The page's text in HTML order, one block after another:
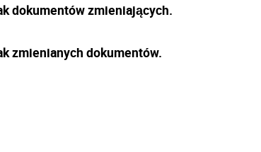
dokumentów zmieniających.
zmienianych dokumentów.